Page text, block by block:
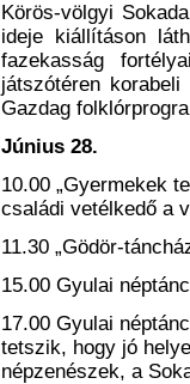
Körös-völgyi
ideje kiállításon
fazekasság
játszótéren
Gazdag
Június 28.
10.00 „Gyermekek
családi vetélkedő a
11.30 „Gödör-
15.00 Gyulai
17.00 Gyulai
tetszik, hogy jó
népzenészek, a